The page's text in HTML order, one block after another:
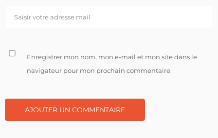
Enregistrer mon nom, mon e-mail et mon site dans le
navigateur pour mon prochain commentaire.